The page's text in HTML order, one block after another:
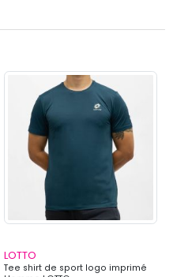
LOTTO
Tee shirt de sport logo imprimé